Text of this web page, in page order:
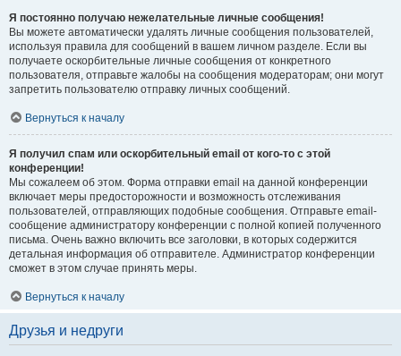
Я постоянно получаю нежелательные личные сообщения!
Вы можете автоматически удалять личные сообщения пользователей,
используя правила для сообщений в вашем личном разделе. Если вы
получаете оскорбительные личные сообщения от конкретного
пользователя, отправьте жалобы на сообщения модераторам; они могут
запретить пользователю отправку личных сообщений.
Вернуться к началу
Я получил спам или оскорбительный email от кого-то с этой
конференции!
Мы сожалеем об этом. Форма отправки email на данной конференции
включает меры предосторожности и возможность отслеживания
пользователей, отправляющих подобные сообщения. Отправьте email-
сообщение администратору конференции с полной копией полученного
письма. Очень важно включить все заголовки, в которых содержится
детальная информация об отправителе. Администратор конференции
сможет в этом случае принять меры.
Вернуться к началу
Друзья и недруги